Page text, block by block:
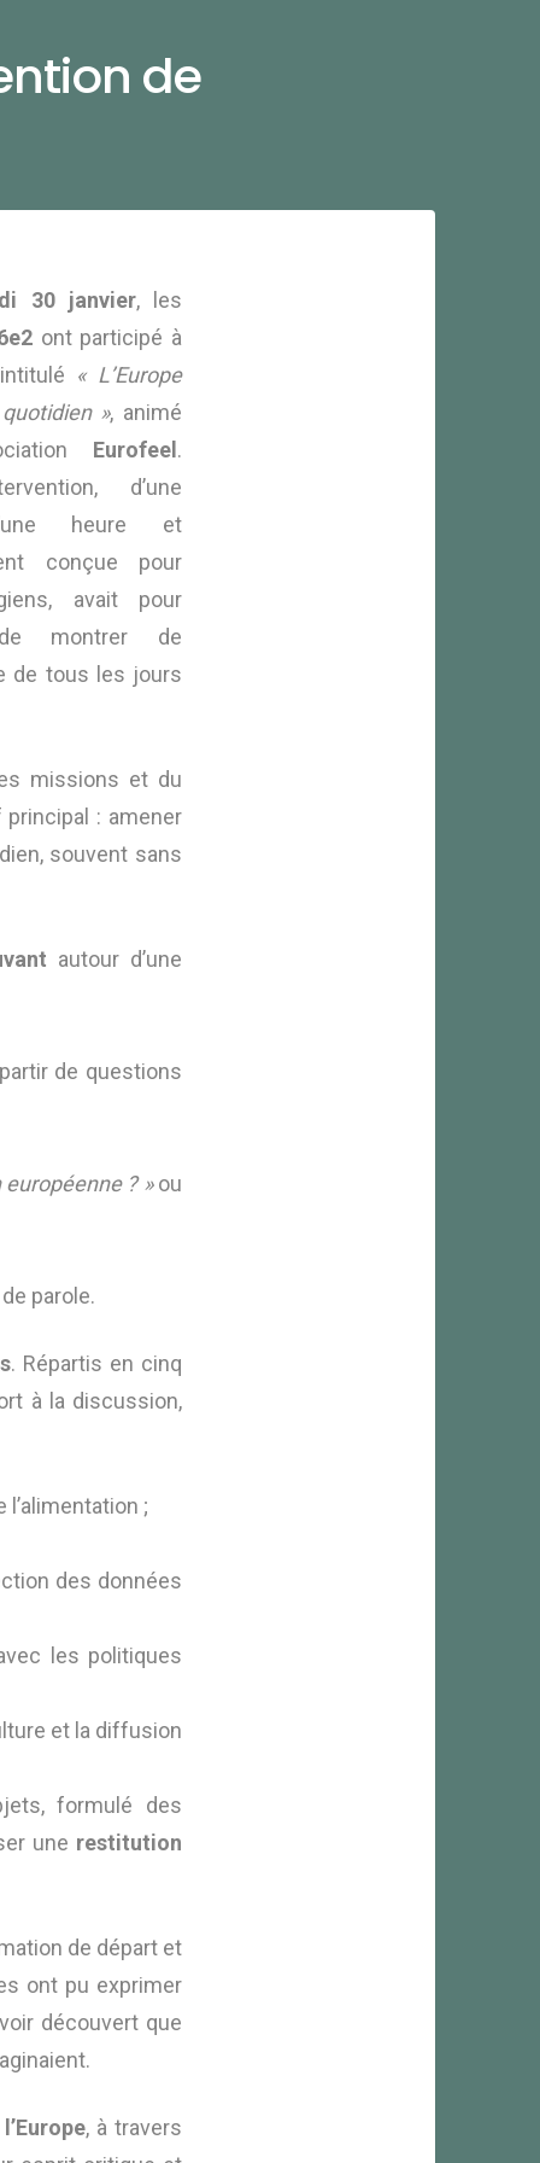
de
30 janvier, les
ont participé à
« L’Europe
», animé
Eurofeel .
d’une
heure et
conçue pour
avait pour
montrer de
de tous les jours
missions et du
: amener
souvent sans
autour d’une
de questions
? »ou
parole.
. Répartis en cinq
à la discussion,
;
des données
les politiques
et la diffusion
formulé des
une restitution
de départ et
ont pu exprimer
découvert que
, à travers